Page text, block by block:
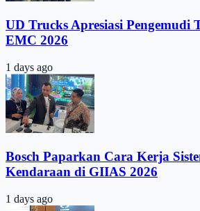
UD Trucks Apresiasi Pengemudi
EMC 2026
1 days ago
Bosch Paparkan Cara Kerja
Kendaraan di GIIAS 2026
1 days ago